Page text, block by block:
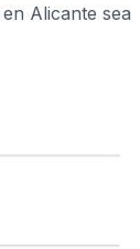
Alicante sea